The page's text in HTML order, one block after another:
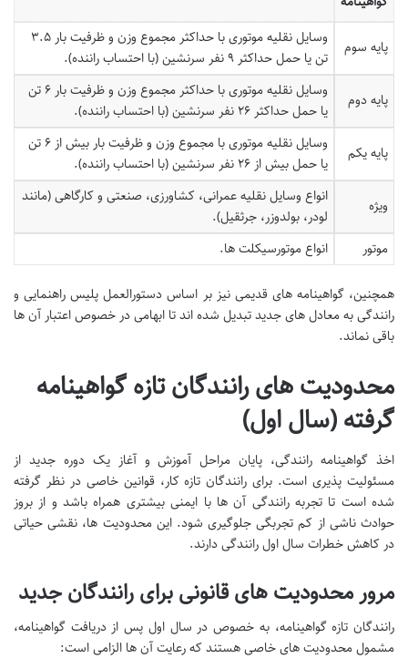
پایه سوم
وسایل نقلیه موتوری با حداکثر مجموع وزن و ظرفیت بار ۳.۵
تن یا حمل حداکثر ۹ نفر سرنشین (با احتساب راننده).
پایه دوم
وسایل نقلیه موتوری با حداکثر مجموع وزن و ظرفیت بار ۶ تن
یا حمل حداکثر ۲۶ نفر سرنشین (با احتساب راننده).
پایه یکم
وسایل نقلیه موتوری با مجموع وزن و ظرفیت بار بیش از ۶ تن
یا حمل بیش از ۲۶ نفر سرنشین (با احتساب راننده).
ویژه
انواع وسایل نقلیه عمرانی، کشاورزی، صنعتی و کارگاهی (مانند
لودر، بولدوزر، جرثقیل).
موتور
انواع موتورسیکلت ها.
همچنین، گواهینامه های قدیمی نیز بر اساس دستورالعمل پلیس راهنمایی و
رانندگی به معادل های جدید تبدیل شده اند تا ابهامی در خصوص اعتبار آن ها
باقی نماند.
محدودیت های رانندگان تازه گواهینامه
گرفته (سال اول)
اخذ گواهینامه رانندگی، پایان مراحل آموزش و آغاز یک دوره جدید از
مسئولیت پذیری است. برای رانندگان تازه کار، قوانین خاصی در نظر گرفته
شده است تا تجربه رانندگی آن ها با ایمنی بیشتری همراه باشد و از بروز
حوادث ناشی از کم تجربگی جلوگیری شود. این محدودیت ها، نقشی حیاتی
در کاهش خطرات سال اول رانندگی دارند.
مرور محدودیت های قانونی برای رانندگان جدید
رانندگان تازه گواهینامه، به خصوص در سال اول پس از دریافت گواهینامه،
مشمول محدودیت های خاصی هستند که رعایت آن ها الزامی است: